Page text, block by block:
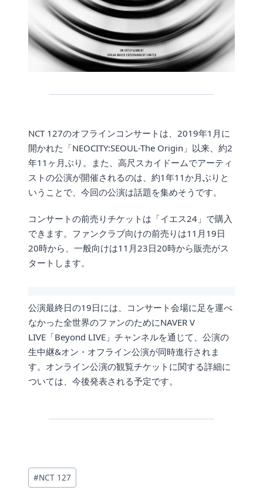
NCT 127のオフラインコンサートは、2019年1月に
開かれた「NEOCITY:SEOUL-The Origin」以来、約2
年11ヶ月ぶり。また、高尺スカイドームでアーティ
ストの公演が開催されるのは、約1年11か月ぶりと
いうことで、今回の公演は話題を集めそうです。
コンサートの前売りチケットは「イエス24」で購入
できます。ファンクラブ向けの前売りは11月19日
20時から、一般向けは11月23日20時から販売がス
タートします。
公演最終日の19日には、コンサート会場に足を運べ
なかった全世界のファンのためにNAVER V
LIVE「Beyond LIVE」チャンネルを通じて、公演の
生中継&オン・オフライン公演が同時進行されま
す。オンライン公演の観覧チケットに関する詳細に
ついては、今後発表される予定です。
投
稿
#NCT 127